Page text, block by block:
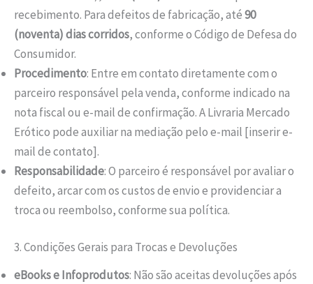
recebimento. Para defeitos de fabricação, até90
(noventa) dias corridos, conforme o Código de Defesa do
Consumidor.
Procedimento: Entre em contato diretamente com o
parceiro responsável pela venda, conforme indicado na
nota fiscal ou e-mail de confirmação. A Livraria Mercado
Erótico pode auxiliar na mediação pelo e-mail [inserir e-
mail de contato].
Responsabilidade: O parceiro é responsável por avaliar o
defeito, arcar com os custos de envio e providenciar a
troca ou reembolso, conforme sua política.
3. Condições Gerais para Trocas e Devoluções
eBooks e Infoprodutos: Não são aceitas devoluções após